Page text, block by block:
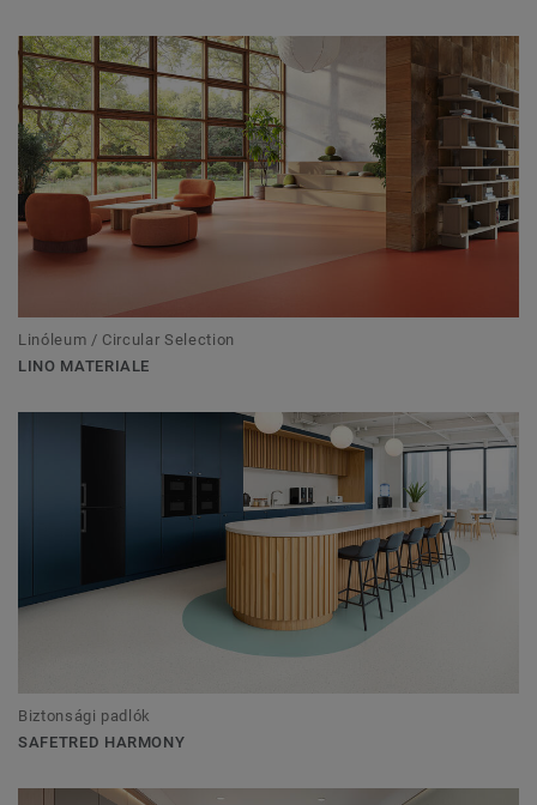
Linóleum / Circular Selection
LINO MATERIALE
Biztonsági padlók
SAFETRED HARMONY